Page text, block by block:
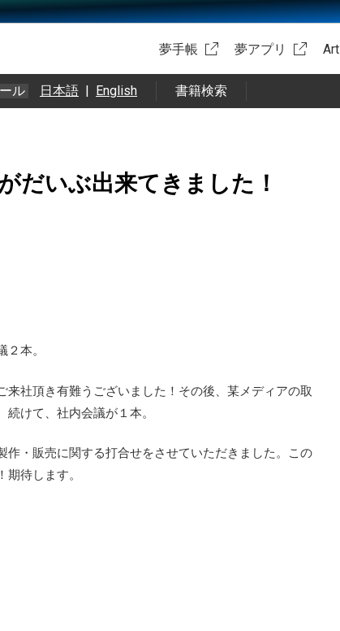
夢手帳 夢アプリ Art
ル 日本語 | English 書籍検索
だいぶ出来てきました！
本。
来社頂き有難うございました！その後、某メディアの取
けて、社内会議が１本。
作・販売に関する打合せをさせていただきました。この
待します。